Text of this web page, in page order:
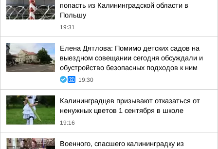
попасть из Калининградской области в
Польшу
19:31
Елена Дятлова: Помимо детских садов на
выездном совещании сегодня обсуждали и
обустройство безопасных подходов к ним
19:30
Калининградцев призывают отказаться от
ненужных цветов 1 сентября в школе
19:16
Военного, спасшего калининградку из